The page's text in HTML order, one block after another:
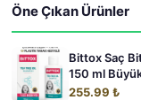
Öne Çıkan Ürünler
Bittox Saç
150 ml
255.99 ₺